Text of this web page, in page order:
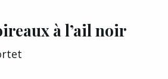
à l’ail noir